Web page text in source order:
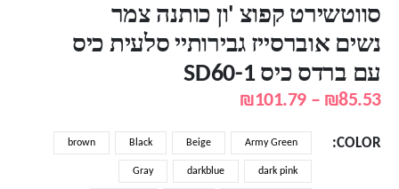
סווטשירט קפוצ 'ון כותנה צמר
נשים אוברסייז גבירותיי סלעית כיס
עם ברדס כיס SD60-1
₪85.53
–
₪101.79
⁦₪85.53⁩
עד
COLOR
Army Green
Beige
Black
brown
dark pink
darkblue
Gray